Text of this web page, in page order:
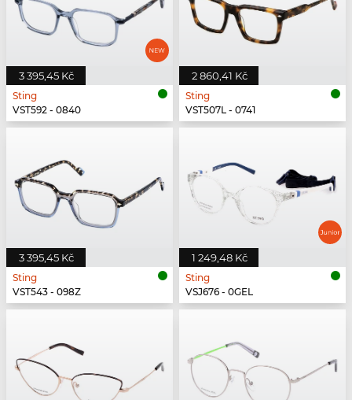
3 395,45 Kč
Sting
VST592 - 0840
2 860,41 Kč
Sting
VST507L - 0741
3 395,45 Kč
Sting
VST543 - 098Z
1 249,48 Kč
Sting
VSJ676 - 0GEL